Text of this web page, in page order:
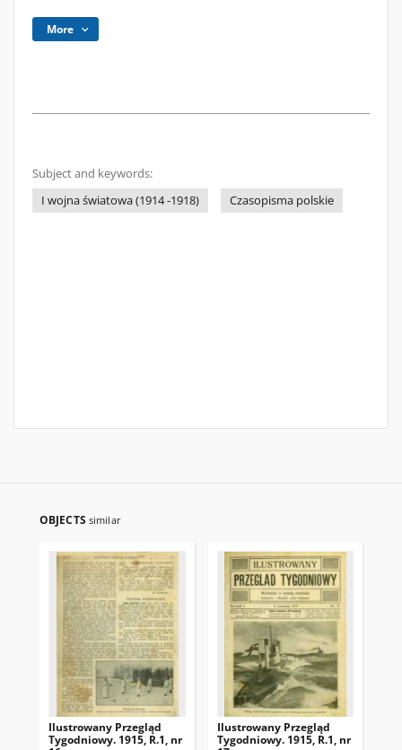
More
Subject and keywords:
I wojna światowa (1914 -1918)
Czasopisma polskie
OBJECTS similar
Ilustrowany Przegląd
Tygodniowy. 1915, R.1, nr
Ilustrowany Przegląd
Tygodniowy. 1915, R.1, nr